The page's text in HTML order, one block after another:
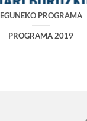
EGUNEKO PROGRAMA
PROGRAMA 2019